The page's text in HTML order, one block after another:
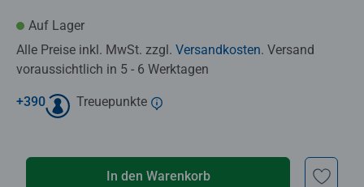
Auf Lager
Alle Preise inkl. MwSt. zzgl. Versandkosten. Versand
voraussichtlich in 5 - 6 Werktagen
+390 Treuepunkte
In den Warenkorb